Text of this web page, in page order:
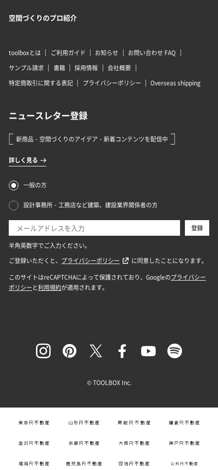
空間づくりのプロ紹介
toolboxとは ご利用ガイド お知らせ
お問い合わせ FAQ
サンプル請求
書籍 採用情報
会社概要
特定商取引に関する表記
プライバシーポリシー Overseas shipping
© TOOLBOX Inc.